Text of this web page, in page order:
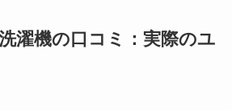
濯機の口コミ：実際のユ